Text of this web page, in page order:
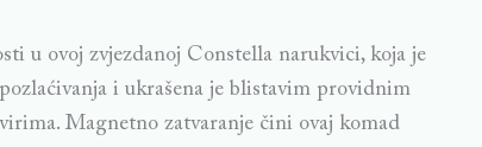
u ovoj zvjezdanoj Constella narukvici, koja je
i ukrašena je blistavim providnim
Magnetno zatvaranje čini ovaj komad